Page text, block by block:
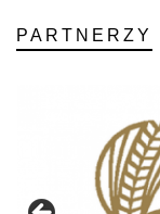
PARTNERZY